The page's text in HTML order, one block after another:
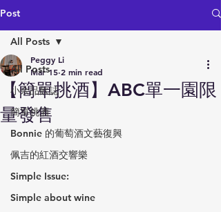
Post
All Posts
小余品飲誌
簡單挑酒
Bonnie 的葡萄酒文藝復興
佩吉的紅酒交響樂
Simple Issue:
Simple about wine
All Posts
【簡單挑酒】ABC單一園限
量發售
Peggy Li
Mar 15 2 min read